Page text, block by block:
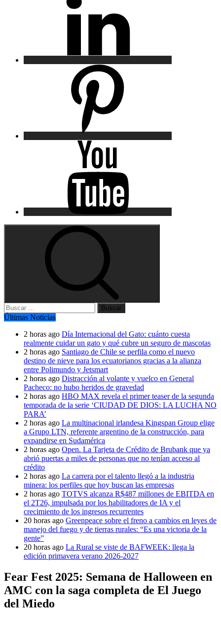
Buscar:
Últimas Noticias
2 horas ago Día Internacional del Gato: cuánto cuesta
realmente cuidar un gato y qué cubre un seguro de mascotas
2 horas ago Santiago de Chile se perfila como el nuevo
destino de nieve para los ecuatorianos gracias a la alianza
entre Polimundo y Jetsmart
2 horas ago Distracción al volante y vuelco en General
Pacheco: no hubo heridos de gravedad
2 horas ago HBO MAX revela el primer teaser de la segunda
temporada de la serie ‘CIUDAD DE DIOS: LA LUCHA NO
PARA’
2 horas ago La multinacional irlandesa Kingspan Group elige
a Grupo LTN, referente argentino de la construcción, para
expandirse en Sudamérica
2 horas ago Open. La Tarjeta de Crédito de Brubank que ya
abrió puertas a miles de personas que no tenían acceso al
crédito
2 horas ago La carrera por el talento llegó a la industria
minera: los perfiles que hoy buscan las empresas
2 horas ago TOTVS alcanza R$487 millones de EBITDA en
el 2T26, impulsada por los habilitadores de IA y el
crecimiento de los ingresos recurrentes
20 horas ago Greenpeace sobre el freno a cambios en leyes de
manejo del fuego y de tierras rurales: “Es una victoria de la
gente”
20 horas ago La Rural se viste de BAFWEEK: llega la
edición primavera verano 2026-2027
Fear Fest 2025: Semana de Halloween en
AMC con la saga completa de El Juego
del Miedo